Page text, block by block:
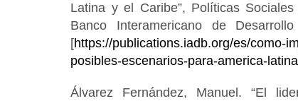
Latina y el Caribe”, Políticas
Banco Interamericano de
[https://publications.iadb.org/es/como-
posibles-escenarios-para-america-
Álvarez Fernández, Manuel. “El